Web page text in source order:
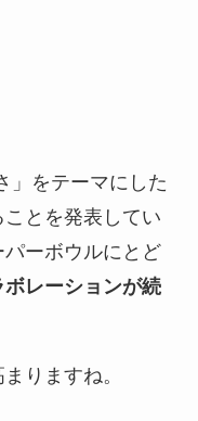
」をテーマにした
とを発表してい
ーボウルにとど
レーションが続
りますね。